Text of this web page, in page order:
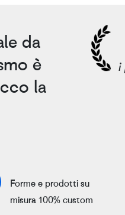
da
è
la
i
Forme e prodotti su
misura 100% custom